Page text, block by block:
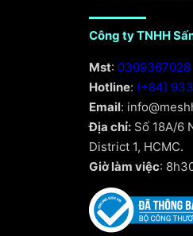
Công ty TNHH
Mst: 0309367028
Hotline: (+84)
Email:
Địa chỉ: Số 18A/6
District 1, HCMC.
Giờ làm việc: